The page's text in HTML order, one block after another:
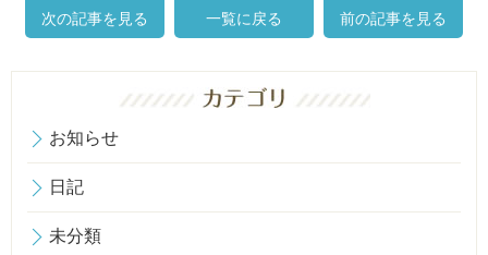
次の記事を見る 一覧に戻る 前の記事を見る
お知らせ
日記
未分類